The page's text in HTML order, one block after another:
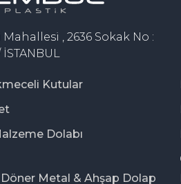
, 2636 Sokak No :
Kutular
Dolabı
Metal & Ahşap Dolap